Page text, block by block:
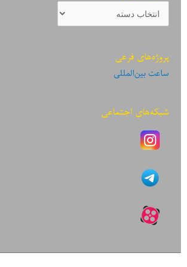
دسته‌بندی
نوشته‌ها
پروژه‌های فرعی
ساعت بین‌المللی
شبکه‌های اجتماعی